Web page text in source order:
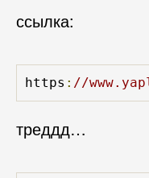
ссылка:
https : //
треддд…